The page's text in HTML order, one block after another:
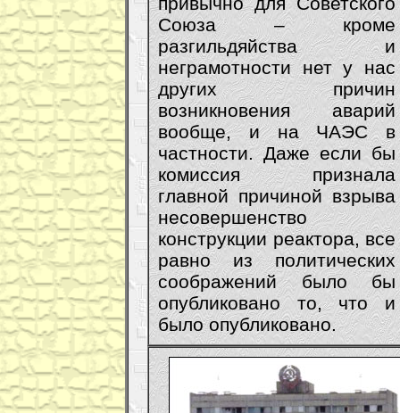
Союза – кроме
разгильдяйства и
неграмотности нет у нас
других причин
возникновения аварий
вообще, и на ЧАЭС в
частности. Даже если бы
комиссия признала
главной причиной взрыва
несовершенство
конструкции реактора, все
равно из политических
соображений было бы
опубликовано то, что и
было опубликовано.